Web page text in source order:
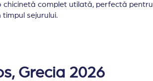
chicinetă complet utilată, perfectă pentru
sejurului.
Grecia 2026